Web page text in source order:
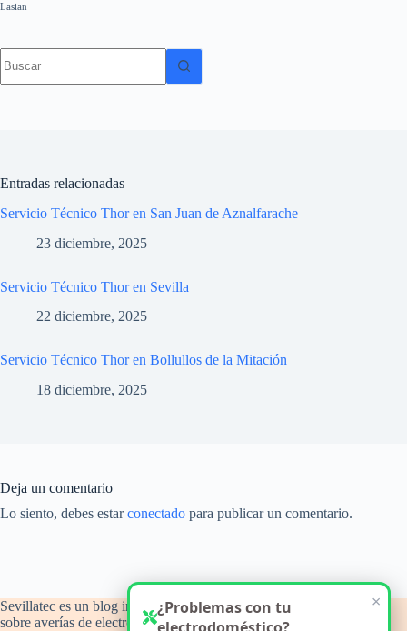
Lasian
resultados
Entradas relacionadas
Servicio Técnico Thor en San Juan de Aznalfarache
23 diciembre, 2025
Servicio Técnico Thor en Sevilla
22 diciembre, 2025
Servicio Técnico Thor en Bollullos de la Mitación
18 diciembre, 2025
Deja un comentario
Lo siento, debes estarconectado para publicar un comentario.
Sevillatec es un blog informativo y de orientación técnica
sobre averías de electrodomésticos del hogar, con atención a
×
¿Problemas con tu